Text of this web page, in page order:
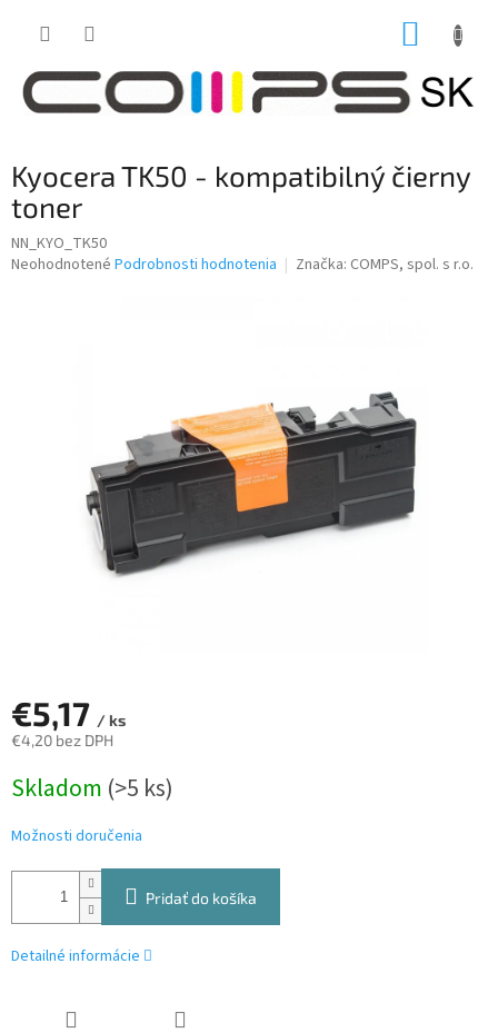
Kyocera TK50 - kompatibilný čierny
toner
NN_KYO_TK50
Priemerné
Neohodnotené Podrobnosti hodnotenia Značka: COMPS, spol. s r.o.
€5,17 / ks
€4,20 bez DPH
cena:
Skladom (>5 ks)
Možnosti doručenia
Pridať do košíka
Detailné informácie